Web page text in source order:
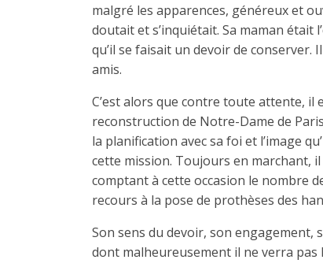
malgré les apparences, généreux et
doutait et s’inquiétait. Sa maman était
qu’il se faisait un devoir de conserver.
amis.
C’est alors que contre toute attente, il
reconstruction de Notre-Dame de
la planification avec sa foi et l’image
cette mission. Toujours en marchant,
comptant à cette occasion le nombre
recours à la pose de prothèses des
Son sens du devoir, son
dont malheureusement il ne verra pas